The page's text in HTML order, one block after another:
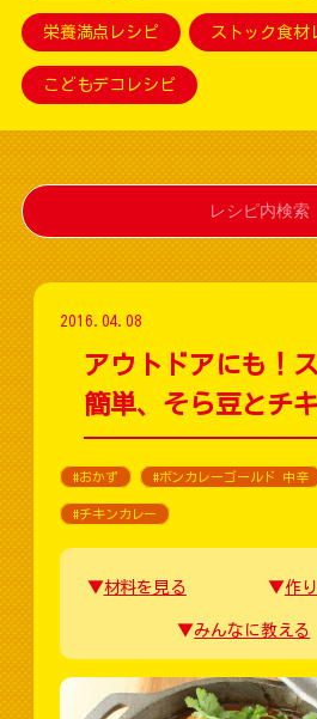
栄養満点レシピ ストック食材
こどもデコレシピ
2016.04.08
アウトドアにも！
簡単、そら豆とチ
#おかず #ボンカレーゴールド 中辛
#チキンカレー
材料を見る 作
みんなに教える